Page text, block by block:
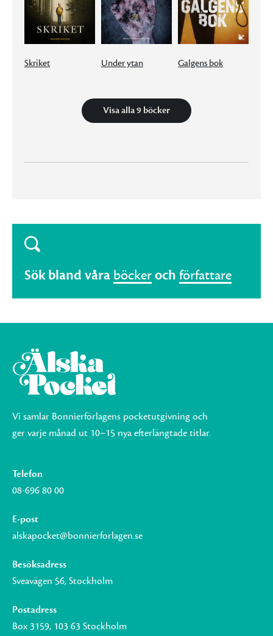
Skriket Under ytan Galgens bok
Visa alla 9 böcker
Sök bland våra böckeroch författare
Vi samlar Bonnierförlagens pocketutgivning och
ger varje månad ut 10–15 nya efterlängtade titlar.
Telefon
08-696 80 00
E-post
alskapocket@bonnierforlagen.se
Besöksadress
Sveavägen 56, Stockholm
Postadress
Box 3159, 103 63 Stockholm